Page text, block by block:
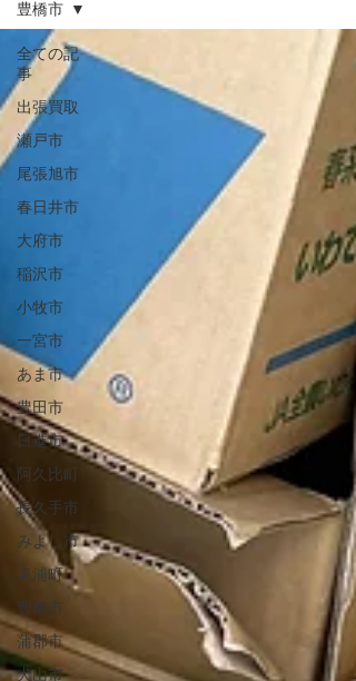
全ての記
事
出張買取
瀬戸市
尾張旭市
春日井市
大府市
稲沢市
小牧市
一宮市
あま市
豊田市
日進市
阿久比町
長久手市
みよし市
東浦町
豊橋市
蒲郡市
犬山市
豊橋市